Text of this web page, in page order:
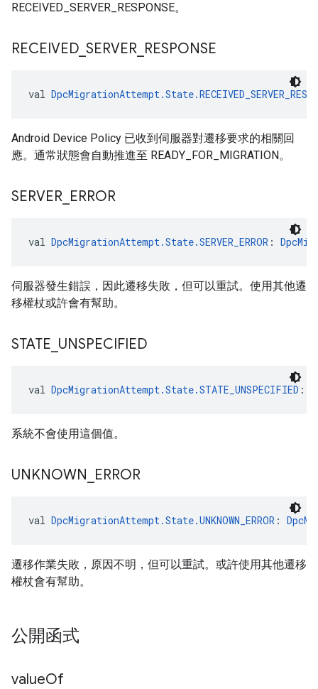
RECEIVED_SERVER_RESPONSE。
RECEIVED SERVER RESPONSE
val
Android Device Policy 已收到伺服器對遷移要求的相關回
應。通常狀態會自動推進至 READY_FOR_MIGRATION。
SERVER ERROR
val DpcMigrationAttempt.State.SERVER_ERROR :
伺服器發生錯誤，因此遷移失敗，但可以重試。使用其他遷
移權杖或許會有幫助。
STATE UNSPECIFIED
val DpcMigrationAttempt.State.STATE_UNSPECIFIED :
系統不會使用這個值。
UNKNOWN ERROR
val DpcMigrationAttempt.State.UNKNOWN_ERROR :
遷移作業失敗，原因不明，但可以重試。或許使用其他遷移
權杖會有幫助。
公開函式
valueOf